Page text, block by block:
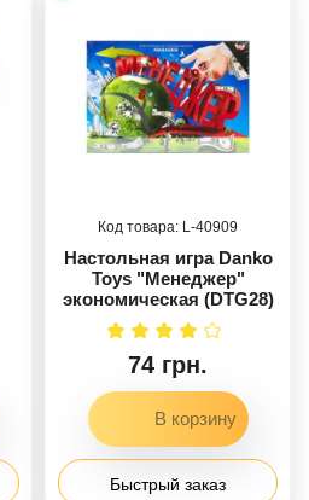
40909
Настольная игра Danko
Toys "Менеджер"
экономическая (DTG28)
74 грн.
Быстрый заказ